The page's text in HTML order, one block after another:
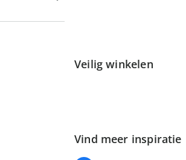
Veilig winkelen
Vind meer inspiratie